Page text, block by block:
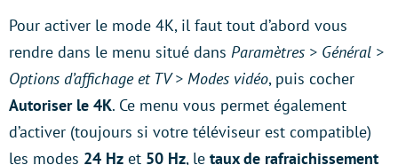
Pour activer le mode 4K, il faut tout d’abord vous
rendre dans le menu situé dans Paramètres > Général >
Options d’affichage et TV > Modes vidéo, puis cocher
Autoriser le 4K. Ce menu vous permet également
d’activer (toujours si votre téléviseur est compatible)
les modes 24 Hz et 50 Hz, le taux de rafraichissement